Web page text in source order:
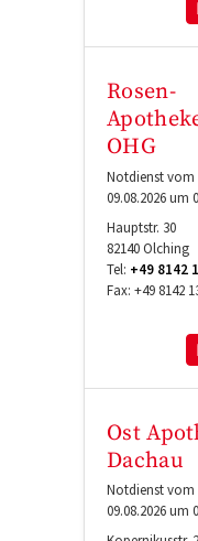
Rosen-
OHG
Notdienst vom
09.08.2026 um
Hauptstr. 30
82140Olching
Tel: +49 8142
Fax: +49 8142
Ost
Dachau
Notdienst vom
09.08.2026 um